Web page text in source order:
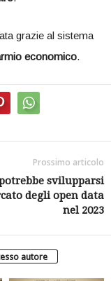
grazie al sistema
economico.
Prossimo articolo
svilupparsi
degli open data
nel 2023
autore